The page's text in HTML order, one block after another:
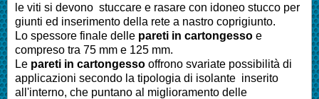
le viti si devono stuccare e rasare con idoneo stucco per
giunti ed inserimento della rete a nastro coprigiunto.
Lo spessore finale delle pareti in cartongesso e
compreso tra 75 mm e 125 mm.
Le pareti in cartongesso offrono svariate possibilità di
applicazioni secondo la tipologia di isolante inserito
all'interno, che puntano al miglioramento delle